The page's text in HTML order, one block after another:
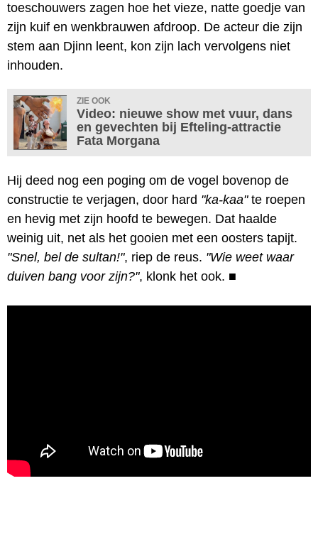
toeschouwers zagen hoe het vieze, natte goedje van
zijn kuif en wenkbrauwen afdroop. De acteur die zijn
stem aan Djinn leent, kon zijn lach vervolgens niet
inhouden.
ZIE OOK
Video: nieuwe show met vuur, dans
en gevechten bij Efteling-attractie
Fata Morgana
Hij deed nog een poging om de vogel bovenop de
constructie te verjagen, door hard "ka-kaa"te roepen
en hevig met zijn hoofd te bewegen. Dat haalde
weinig uit, net als het gooien met een oosters tapijt.
"Snel, bel de sultan!", riep de reus. "Wie weet waar
duiven bang voor zijn?", klonk het ook. ■